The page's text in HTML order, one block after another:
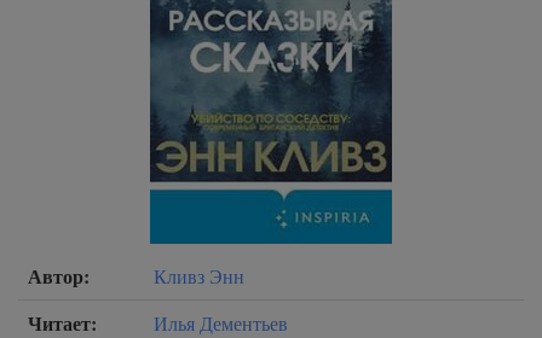
Автор: Кливз Энн
Читает: Илья Дементьев